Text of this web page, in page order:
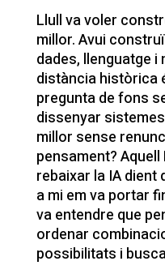
Llull va voler
millor. Avui
dades, llenguatge
distància històrica
pregunta de fons
dissenyar
millor sense
pensament?
rebaixar la IA dient
a mi em va portar
va entendre que
ordenar
possibilitats i